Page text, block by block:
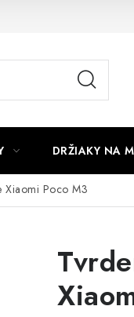
údajov
DRŽIAKY NA
Xiaomi Poco M3